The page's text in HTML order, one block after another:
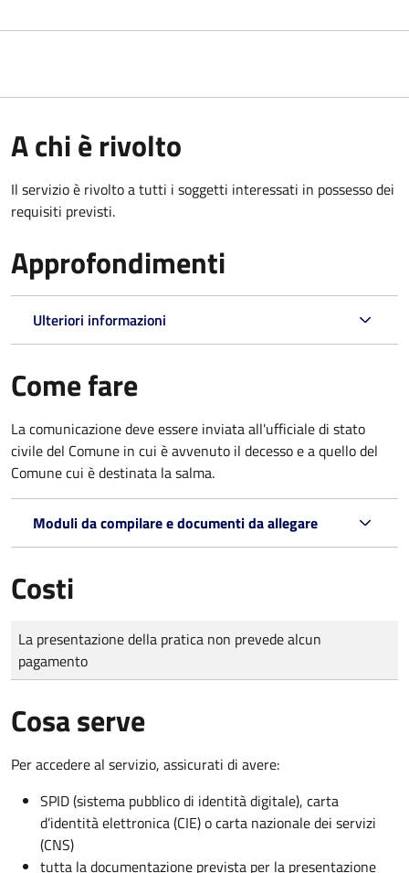
A chi è rivolto
Il servizio è rivolto a tutti i soggetti interessati in possesso dei
requisiti previsti.
Approfondimenti
Ulteriori informazioni
Come fare
La comunicazione deve essere inviata all'ufficiale di stato
civile del Comune in cui è avvenuto il decesso e a quello del
Comune cui è destinata la salma.
Moduli da compilare e documenti da allegare
Costi
Tipo di pagamento
Importo
La presentazione della pratica non prevede alcun
pagamento
Cosa serve
Per accedere al servizio, assicurati di avere:
SPID (sistema pubblico di identità digitale), carta
d’identità elettronica (CIE) o carta nazionale dei servizi
(CNS)
tutta la documentazione prevista per la presentazione